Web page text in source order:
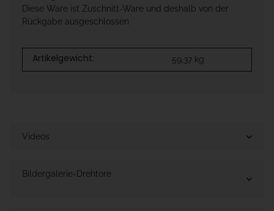
Diese Ware ist Zuschnitt-Ware und deshalb von der
Rückgabe ausgeschlossen
Artikelgewicht: 59,37 kg
Videos
Bildergalerie-Drehtore